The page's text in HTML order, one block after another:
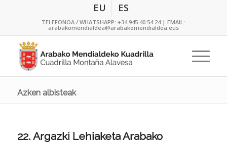
EU ES
TELEFONOA / WHATSHAPP:+34 945 40 54 24| EMAIL:
arabakomendialdea@arabakomendialdea.eus
Azken albisteak
22. Argazki Lehiaketa Arabako